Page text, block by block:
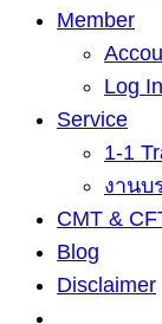
Member
Log In
Service
1-1
งานบ
CMT &
Blog
Disclaimer